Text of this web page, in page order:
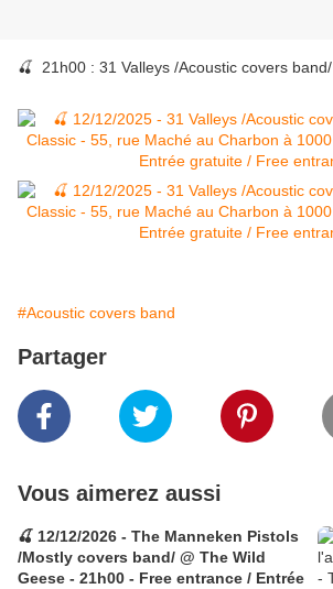
🍒 21h00 : 31 Valleys /Acoustic covers band/
#Acoustic covers band
Partager
Vous aimerez aussi
🍒 12/12/2026 - The Manneken Pistols
/Mostly covers band/ @ The Wild
Geese - 21h00 - Free entrance / Entrée